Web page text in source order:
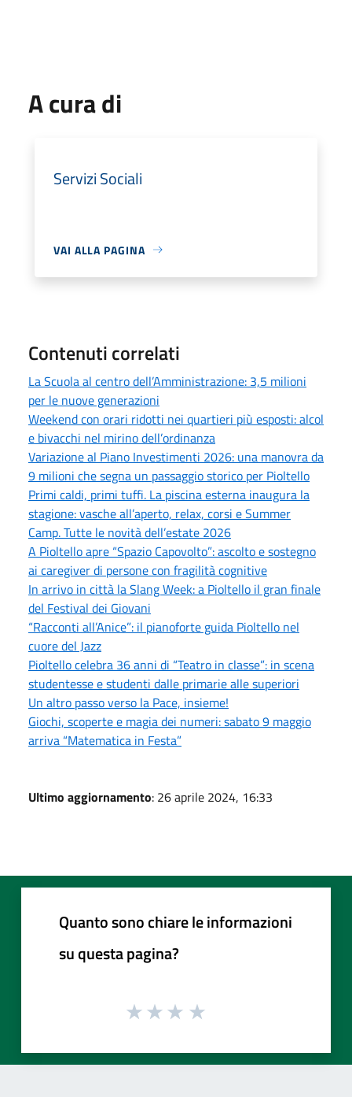
A cura di
Servizi Sociali
VAI ALLA PAGINA
Contenuti correlati
La Scuola al centro dell’Amministrazione: 3,5 milioni
per le nuove generazioni
Weekend con orari ridotti nei quartieri più esposti: alcol
e bivacchi nel mirino dell’ordinanza
Variazione al Piano Investimenti 2026: una manovra da
9 milioni che segna un passaggio storico per Pioltello
Primi caldi, primi tuffi. La piscina esterna inaugura la
stagione: vasche all’aperto, relax, corsi e Summer
Camp. Tutte le novità dell’estate 2026
A Pioltello apre “Spazio Capovolto”: ascolto e sostegno
ai caregiver di persone con fragilità cognitive
In arrivo in città la Slang Week: a Pioltello il gran finale
del Festival dei Giovani
“Racconti all’Anice”: il pianoforte guida Pioltello nel
cuore del Jazz
Pioltello celebra 36 anni di “Teatro in classe”: in scena
studentesse e studenti dalle primarie alle superiori
Un altro passo verso la Pace, insieme!
Giochi, scoperte e magia dei numeri: sabato 9 maggio
arriva “Matematica in Festa”
Ultimo aggiornamento: 26 aprile 2024, 16:33
Quanto sono chiare le informazioni
su questa pagina?